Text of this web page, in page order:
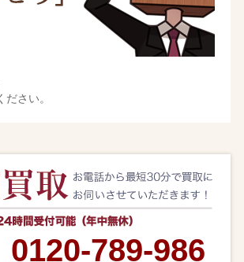
さい。
0120-789-986